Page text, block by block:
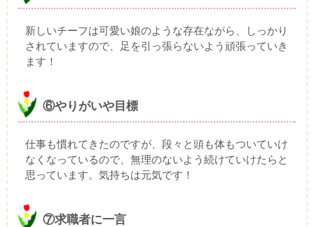
新しいチーフは可愛い娘のような存在ながら、しっかり
されていますので、足を引っ張らないよう頑張っていき
ます！
⑥やりがいや目標
仕事も慣れてきたのですが、段々と頭も体もついていけ
なくなっているので、無理のないよう続けていけたらと
思っています。気持ちは元気です！
⑦求職者に一言